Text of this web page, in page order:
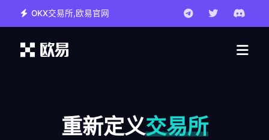
OKX交易所,欧易官网
重新定义交易所